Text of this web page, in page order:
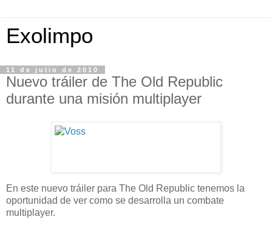
Exolimpo
11 de julio de 2010
Nuevo tráiler de The Old Republic
durante una misión multiplayer
En este nuevo tráiler para The Old Republic tenemos la
oportunidad de ver como se desarrolla un combate
multiplayer.